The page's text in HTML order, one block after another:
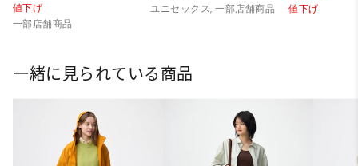
値下げ
一部店舗商品
ユニセックス, 一部店舗商品 値下げ
一緒に見られている商品